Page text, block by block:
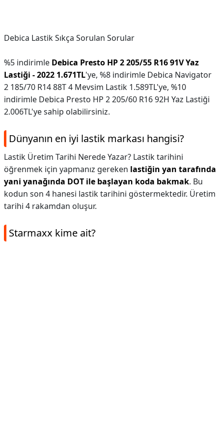
Debica Lastik Sıkça Sorulan Sorular
%5 indirimle Debica Presto HP 2 205/55 R16 91V Yaz
Lastiği - 2022 1.671TL'ye, %8 indirimle Debica Navigator
2 185/70 R14 88T 4 Mevsim Lastik 1.589TL'ye, %10
indirimle Debica Presto HP 2 205/60 R16 92H Yaz Lastiği
2.006TL'ye sahip olabilirsiniz.
Dünyanın en iyi lastik markası hangisi?
Lastik Üretim Tarihi Nerede Yazar? Lastik tarihini
öğrenmek için yapmanız gereken lastiğin yan tarafında
yani yanağında DOT ile başlayan koda bakmak. Bu
kodun son 4 hanesi lastik tarihini göstermektedir. Üretim
tarihi 4 rakamdan oluşur.
Starmaxx kime ait?